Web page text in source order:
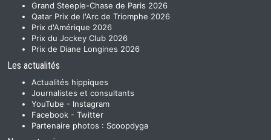
Grand Steeple-Chase de Paris 2026
Qatar Prix de l'Arc de Triomphe 2026
Prix d'Amérique 2026
Prix du Jockey Club 2026
Prix de Diane Longines 2026
Les actualités
Actualités hippiques
Journalistes et consultants
YouTube - Instagram
Facebook - Twitter
Partenaire photos : Scoopdyga